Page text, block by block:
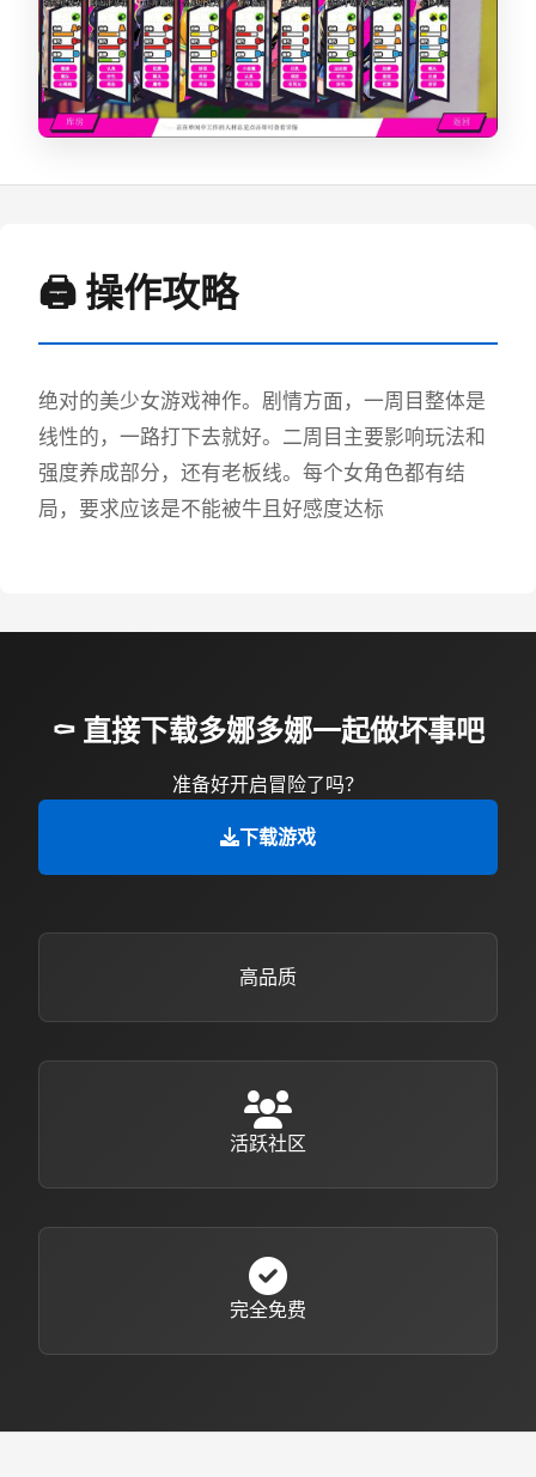
🖨️ 操作攻略
绝对的美少女游戏神作。剧情方面，一周目整体是
线性的，一路打下去就好。二周目主要影响玩法和
强度养成部分，还有老板线。每个女角色都有结
局，要求应该是不能被牛且好感度达标
⚰️ 直接下载多娜多娜一起做坏事吧
准备好开启冒险了吗？
下载游戏
高品质
活跃社区
完全免费